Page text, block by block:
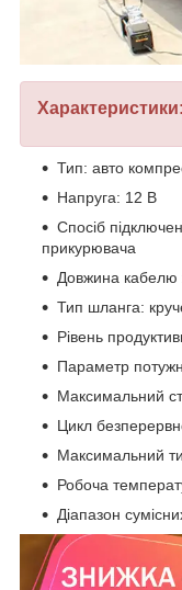
Характеристики:
Тип: авто
Напруга: 12 В
Спосіб
прикурювача
Довжина
Тип шланга:
Рівень
Параметр
Максимальний
Цикл
Максимальний
Робоча
Діапазон